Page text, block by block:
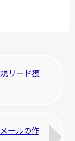
リード獲
ールの作